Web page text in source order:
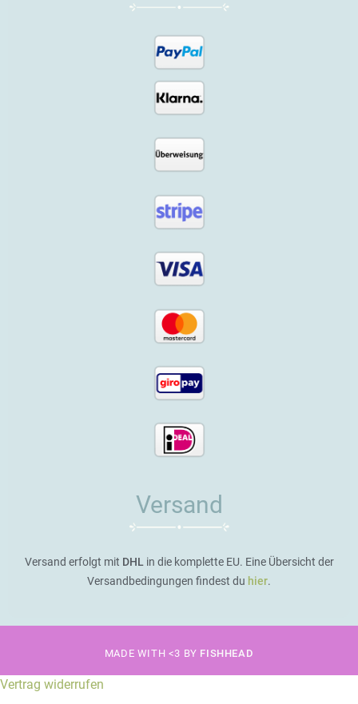
Versand
Versand erfolgt mit DHL in die komplette EU. Eine Übersicht der
Versandbedingungen findest du hier.
MADE WITH <3 BY FISHHEAD
Vertrag widerrufen